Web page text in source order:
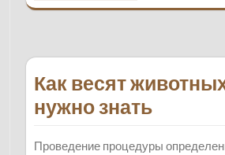
Как весят
нужно знать
Проведение процедуры